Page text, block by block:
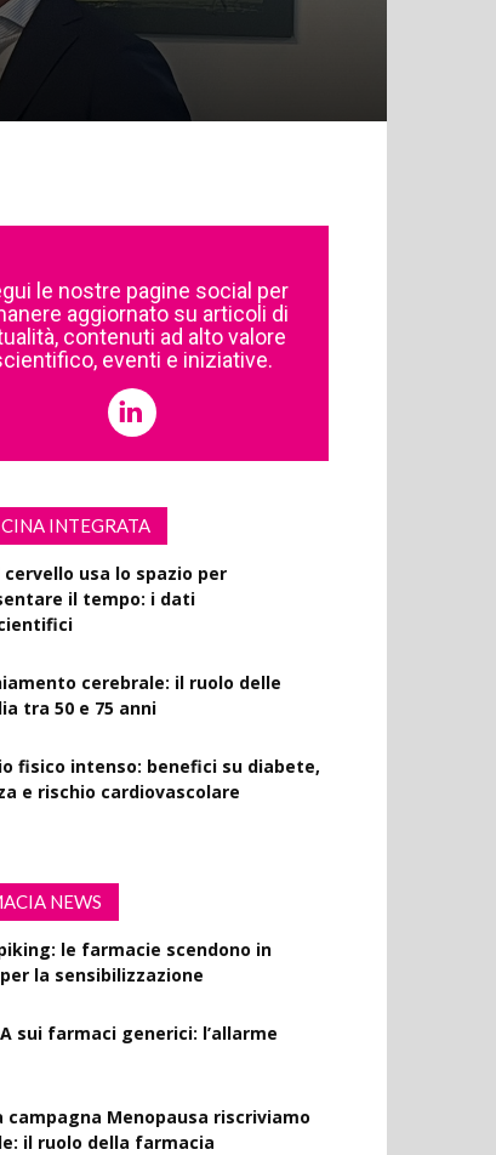
le nostre pagine social per
aggiornato su articoli di
contenuti ad alto valore
eventi e iniziative.
INTEGRATA
cervello usa lo spazio per
il tempo: i dati
cerebrale: il ruolo delle
tra 50 e 75 anni
fisico intenso: benefici su diabete,
e rischio cardiovascolare
NEWS
le farmacie scendono in
la sensibilizzazione
sui farmaci generici: l’allarme
campagna Menopausa riscriviamo
il ruolo della farmacia